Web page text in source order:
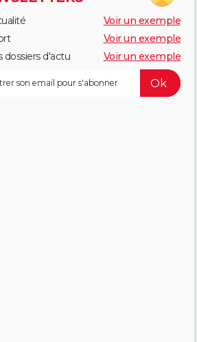
Voir un exemple
Voir un exemple
dossiers d'actu
Voir un exemple